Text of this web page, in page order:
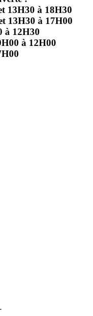
13H30 à 18H30
13H30 à 17H00
à 12H30
à 12H00